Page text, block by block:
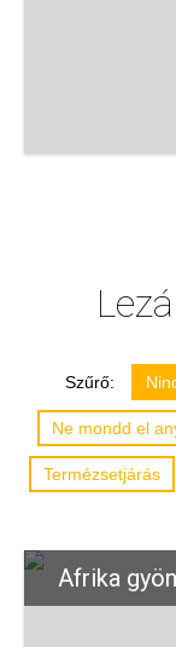
Szűrő:
Ne mondd el
Termézsetjárás
Afrika